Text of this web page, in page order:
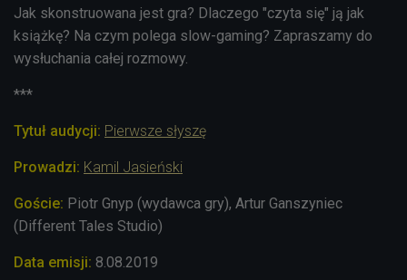
Jak skonstruowana jest gra? Dlaczego "czyta się" ją jak
książkę? Na czym polega slow-gaming? Zapraszamy do
wysłuchania całej rozmowy.
***
Tytuł audycji: Pierwsze słyszę
Prowadzi: Kamil Jasieński
Goście: Piotr Gnyp (wydawca gry), Artur Ganszyniec
(Different Tales Studio)
Data emisji: 8.08.2019